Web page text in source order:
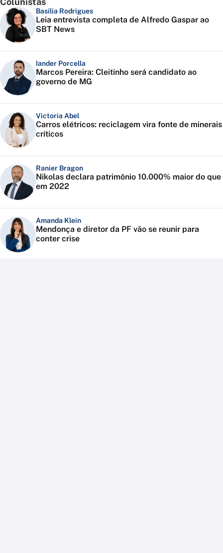
Basília Rodrigues
Leia entrevista completa de Alfredo Gaspar ao
SBT News
Iander Porcella
Marcos Pereira: Cleitinho será candidato ao
governo de MG
Victoria Abel
Carros elétricos: reciclagem vira fonte de minerais
críticos
Ranier Bragon
Nikolas declara patrimônio 10.000% maior do que
em 2022
Amanda Klein
Mendonça e diretor da PF vão se reunir para
conter crise